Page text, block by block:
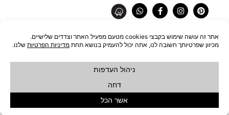
Pinterest
Instagram
Facebook-
f
Whatsapp
רוצים להתעדכן לפני כולם?
כל הזכויות שמורות לחברת ŪBJECT בע"מ © 2026